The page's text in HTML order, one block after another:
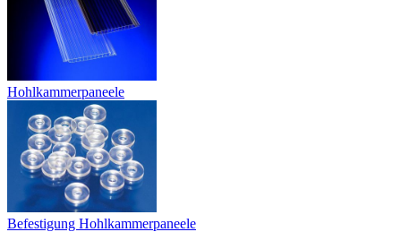
Hohlkammerpaneele
Befestigung Hohlkammerpaneele